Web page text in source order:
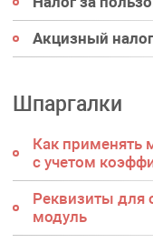
Акцизный налог
Шпаргалки
Как применять
с учетом
Реквизиты для
модуль